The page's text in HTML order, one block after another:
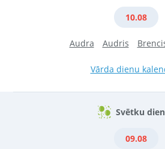
10.08
Audra Audris
Vārda dienu
Svētku
09.08